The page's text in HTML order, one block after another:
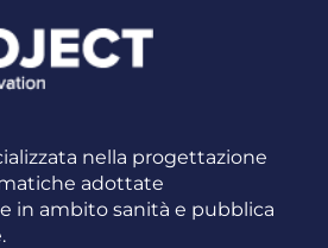
nella progettazione
adottate
in ambito sanità e pubblica